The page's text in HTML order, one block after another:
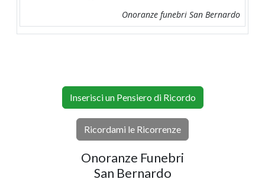
Onoranze funebri San Bernardo
Inserisci un Pensiero di Ricordo
Ricordami le Ricorrenze
Onoranze Funebri
San Bernardo